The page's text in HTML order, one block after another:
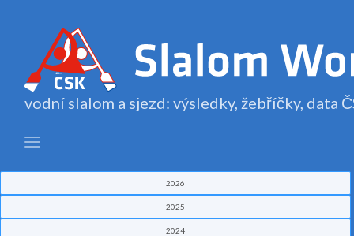
vodní slalom a sjezd: výsledky, žebříčky, data
2026
2025
2024